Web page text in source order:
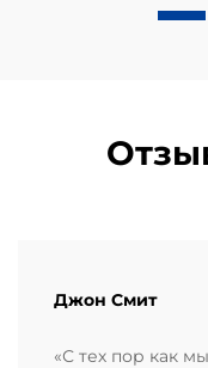
Джон Смит
«С тех пор как